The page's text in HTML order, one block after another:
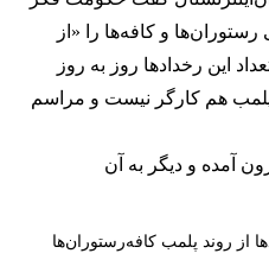
و کافه‌ها را «از
این رخدادها روز به روز
هم کارگر نیست و مراسم
آمده و دیگر به آن
از روند پلمب کافه‌رستوران‌ها